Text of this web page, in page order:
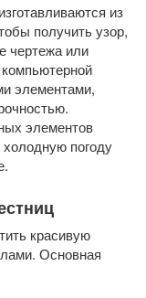
из
получить узор,
чертежа или
элементами,
элементов
погоду
красивую
Основная